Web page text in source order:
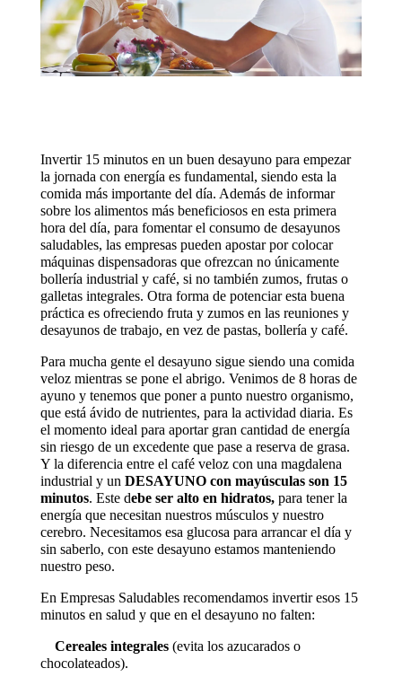
Invertir 15 minutos en un buen desayuno para empezar
la jornada con energía es fundamental, siendo esta la
comida más importante del día. Además de informar
sobre los alimentos más beneficiosos en esta primera
hora del día, para fomentar el consumo de desayunos
saludables, las empresas pueden apostar por colocar
máquinas dispensadoras que ofrezcan no únicamente
bollería industrial y café, si no también zumos, frutas o
galletas integrales. Otra forma de potenciar esta buena
práctica es ofreciendo fruta y zumos en las reuniones y
desayunos de trabajo, en vez de pastas, bollería y café.
Para mucha gente el desayuno sigue siendo una comida
veloz mientras se pone el abrigo. Venimos de 8 horas de
ayuno y tenemos que poner a punto nuestro organismo,
que está ávido de nutrientes, para la actividad diaria. Es
el momento ideal para aportar gran cantidad de energía
sin riesgo de un excedente que pase a reserva de grasa.
Y la diferencia entre el café veloz con una magdalena
industrial y un DESAYUNO con mayúsculas son 15
minutos. Este debe ser alto en hidratos,para tener la
energía que necesitan nuestros músculos y nuestro
cerebro. Necesitamos esa glucosa para arrancar el día y
sin saberlo, con este desayuno estamos manteniendo
nuestro peso.
En Empresas Saludables recomendamos invertir esos 15
minutos en salud y que en el desayuno no falten:
Cereales integrales(evita los azucarados o
chocolateados).